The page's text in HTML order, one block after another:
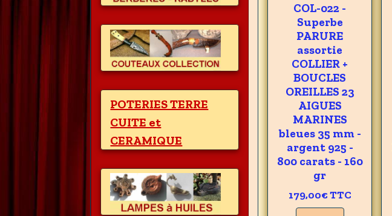
COL-022 -
Superbe
PARURE
assortie
COLLIER +
BOUCLES
OREILLES 23
AIGUES
MARINES
bleues 35 mm -
argent 925 -
800 carats - 160
gr
179,00€TTC
POTERIES TERRE
CUITE et
CERAMIQUE